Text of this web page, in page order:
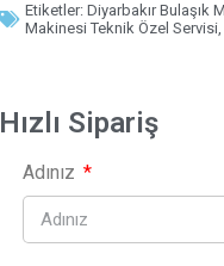
Etiketler: Diyarbakır Bulaşık
Makinesi Teknik Özel Servisi,
Hızlı Sipariş
Adınız